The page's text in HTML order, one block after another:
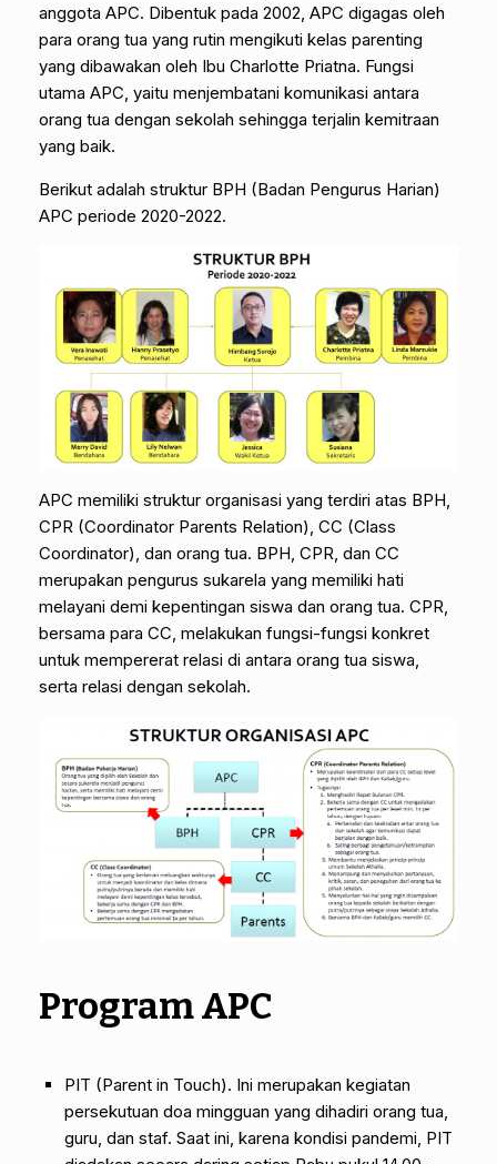
anggota APC. Dibentuk pada 2002, APC digagas oleh
para orang tua yang rutin mengikuti kelas parenting
yang dibawakan oleh Ibu Charlotte Priatna. Fungsi
utama APC, yaitu menjembatani komunikasi antara
orang tua dengan sekolah sehingga terjalin kemitraan
yang baik.
Berikut adalah struktur BPH (Badan Pengurus Harian)
APC periode 2020-2022.
APC memiliki struktur organisasi yang terdiri atas BPH,
CPR (Coordinator Parents Relation), CC (Class
Coordinator), dan orang tua. BPH, CPR, dan CC
merupakan pengurus sukarela yang memiliki hati
melayani demi kepentingan siswa dan orang tua. CPR,
bersama para CC, melakukan fungsi-fungsi konkret
untuk mempererat relasi di antara orang tua siswa,
serta relasi dengan sekolah.
Program APC
PIT (Parent in Touch). Ini merupakan kegiatan
persekutuan doa mingguan yang dihadiri orang tua,
guru, dan staf. Saat ini, karena kondisi pandemi, PIT